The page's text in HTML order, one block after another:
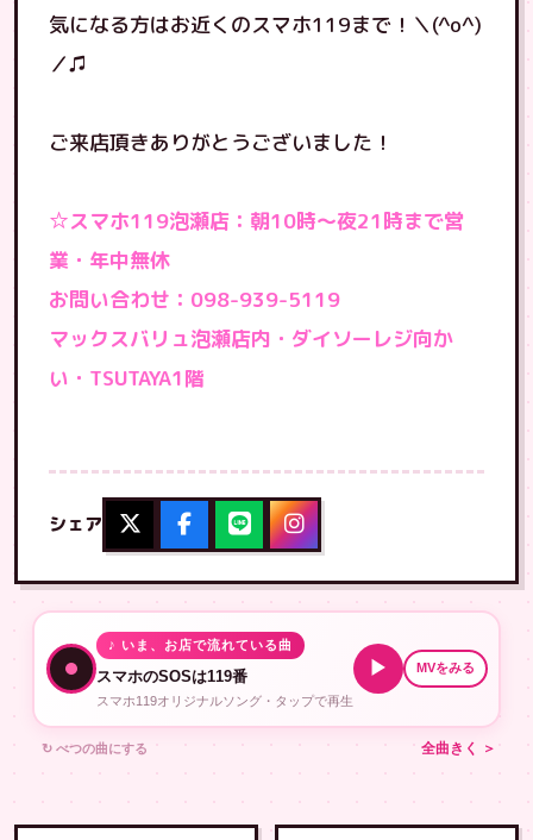
気になる方はお近くのスマホ119まで！＼(^o^)
／♫
ご来店頂きありがとうございました！
☆スマホ119泡瀬店：朝10時〜夜21時まで営
業・年中無休
お問い合わせ：098-939-5119
マックスバリュ泡瀬店内・ダイソーレジ向か
い・TSUTAYA1階
シェア
♪ いま、お店で流れている曲
スマホのSOSは119番
スマホ119オリジナルソング・タップで再生
▶ MVをみる
↻ べつの曲にする 全曲きく ＞